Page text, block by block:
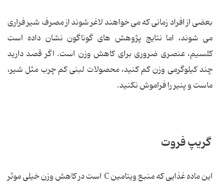
بعضی از افراد زمانی که می خواهند لاغر شوند از مصرف شیر فراری
می شوند، اما نتایج پژوهش های گوناگون نشان داده است
کلسیم، عنصری ضروری برای کاهش وزن است. اگر قصد دارید
چند کیلوگرمی وزن کم کنید، محصولات لبنی کم چرب مثل شیر،
ماست و پنیر را فراموش نکنید.
گریپ فروت
این ماده غذایی که منبع ویتامین C است در کاهش وزن خیلی موثر